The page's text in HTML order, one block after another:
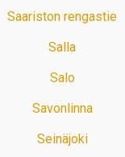
Saariston rengastie
Salla
Salo
Savonlinna
Seinäjoki